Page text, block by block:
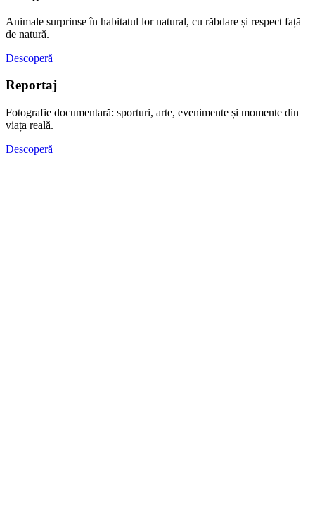
Animale surprinse în habitatul lor natural, cu răbdare și respect față
de natură.
Descoperă
Reportaj
Fotografie documentară: sporturi, arte, evenimente și momente din
viața reală.
Descoperă